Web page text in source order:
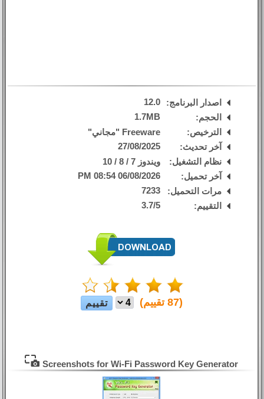
اصدار البرنامج:
12.0
الحجم:
1.7MB
الترخيص:
Freeware "مجاني"
آخر تحديث:
27/08/2025
نظام التشغيل:
ويندوز 7 / 8 / 10
آخر تحميل:
06/08/2026 08:54 PM
مرات التحميل:
7233
التقييم:
3.7/5
(
87 تقييم)
Screenshots for Wi-Fi Password Key Generator